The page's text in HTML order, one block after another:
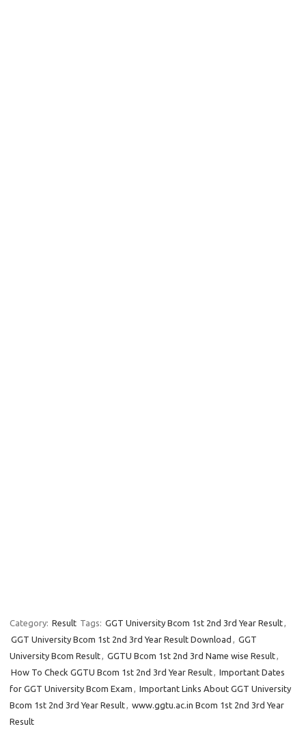
Category: Result Tags: GGT University Bcom 1st 2nd 3rd Year Result,
GGT University Bcom 1st 2nd 3rd Year Result Download , GGT
University Bcom Result, GGTU Bcom 1st 2nd 3rd Name wise Result,
How To Check GGTU Bcom 1st 2nd 3rd Year Result, Important Dates
for GGT University Bcom Exam , Important Links About GGT University
Bcom 1st 2nd 3rd Year Result, www.ggtu.ac.in Bcom 1st 2nd 3rd Year
Result